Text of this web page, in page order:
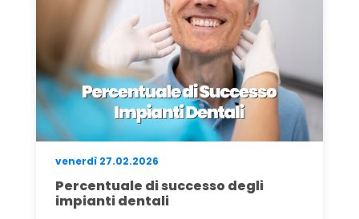
degli
Rimuovere un impianto